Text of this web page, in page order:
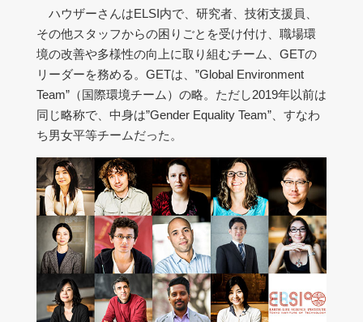
ハウザーさんはELSI内で、研究者、技術支援員、
その他スタッフからの困りごとを受け付け、職場環
境の改善や多様性の向上に取り組むチーム、GETの
リーダーを務める。GETは、”Global Environment
Team”（国際環境チーム）の略。ただし2019年以前は
同じ略称で、中身は”Gender Equality Team”、すなわ
ち男女平等チームだった。